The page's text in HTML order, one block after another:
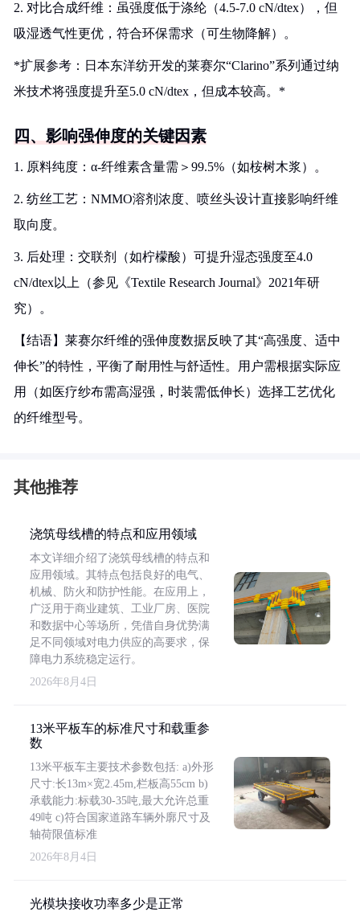
2. 对比合成纤维：虽强度低于涤纶（4.5-7.0 cN/dtex），但
吸湿透气性更优，符合环保需求（可生物降解）。
*扩展参考：日本东洋纺开发的莱赛尔“Clarino”系列通过纳
米技术将强度提升至5.0 cN/dtex，但成本较高。*
四、影响强伸度的关键因素
1. 原料纯度：α-纤维素含量需＞99.5%（如桉树木浆）。
2. 纺丝工艺：NMMO溶剂浓度、喷丝头设计直接影响纤维
取向度。
3. 后处理：交联剂（如柠檬酸）可提升湿态强度至4.0
cN/dtex以上（参见《Textile Research Journal》2021年研
究）。
【结语】莱赛尔纤维的强伸度数据反映了其“高强度、适中
伸长”的特性，平衡了耐用性与舒适性。用户需根据实际应
用（如医疗纱布需高湿强，时装需低伸长）选择工艺优化
的纤维型号。
其他推荐
浇筑母线槽的特点和应用领域
本文详细介绍了浇筑母线槽的特点和
应用领域。其特点包括良好的电气、
机械、防火和防护性能。在应用上，
广泛用于商业建筑、工业厂房、医院
和数据中心等场所，凭借自身优势满
足不同领域对电力供应的高要求，保
障电力系统稳定运行。
2026年8月4日
13米平板车的标准尺寸和载重参
数
13米平板车主要技术参数包括: a)外形
尺寸:长13m×宽2.45m,栏板高55cm b)
承载能力:标载30-35吨,最大允许总重
49吨 c)符合国家道路车辆外廓尺寸及
轴荷限值标准
2026年8月4日
光模块接收功率多少是正常